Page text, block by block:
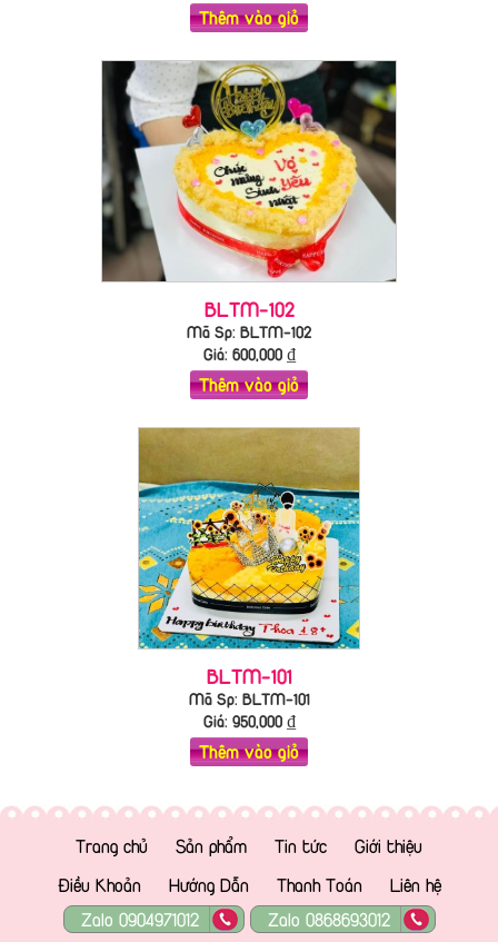
Thêm vào giỏ
BLTM-102
Mã Sp: BLTM-102
Giá: 600,000₫
Thêm vào giỏ
BLTM-101
Mã Sp: BLTM-101
Giá: 950,000₫
Thêm vào giỏ
Trang chủ Sản phẩm Tin tức
Giới thiệu
Điều Khoản
Hướng Dẫn Thanh Toán
Liên hệ
Zalo 0904971012
Zalo 0868693012